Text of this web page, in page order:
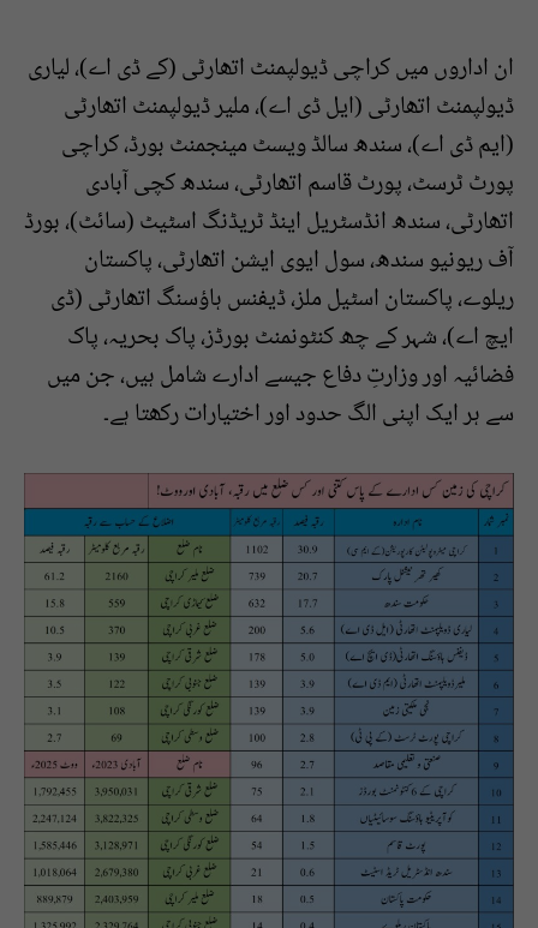
ان اداروں میں کراچی ڈیولپمنٹ اتھارٹی (کے ڈی اے)، لیاری
ڈیولپمنٹ اتھارٹی (ایل ڈی اے)، ملیر ڈیولپمنٹ اتھارٹی
(ایم ڈی اے)، سندھ سالڈ ویسٹ مینجمنٹ بورڈ، کراچی
پورٹ ٹرسٹ، پورٹ قاسم اتھارٹی، سندھ کچی آبادی
اتھارٹی، سندھ انڈسٹریل اینڈ ٹریڈنگ اسٹیٹ (سائٹ)، بورڈ
آف ریونیو سندھ، سول ایوی ایشن اتھارٹی، پاکستان
ریلوے، پاکستان اسٹیل ملز، ڈیفنس ہاؤسنگ اتھارٹی (ڈی
ایچ اے)، شہر کے چھ کنٹونمنٹ بورڈز، پاک بحریہ، پاک
فضائیہ اور وزارتِ دفاع جیسے ادارے شامل ہیں، جن میں
سے ہر ایک اپنی الگ حدود اور اختیارات رکھتا ہے۔